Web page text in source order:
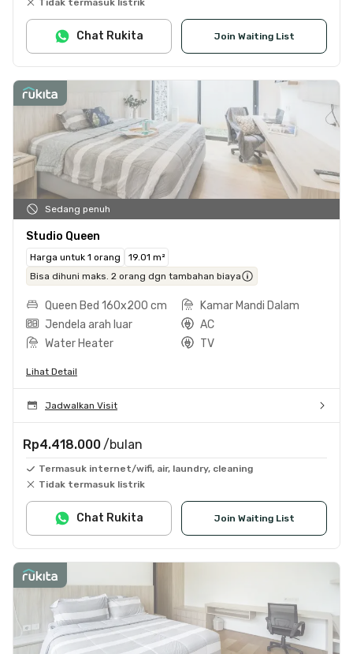
Join Waiting List
Chat Rukita
Sedang penuh
Studio Queen
Harga untuk 1 orang
19.01 m²
Bisa dihuni maks. 2 orang dgn tambahan biaya
Queen Bed 160x200 cm
Kamar Mandi Dalam
Jendela arah luar
AC
Water Heater
TV
Lihat Detail
Jadwalkan Visit
Rp4.418.000 /bulan
Termasuk internet/wifi, air, laundry, cleaning
Tidak termasuk listrik
Join Waiting List
Chat Rukita